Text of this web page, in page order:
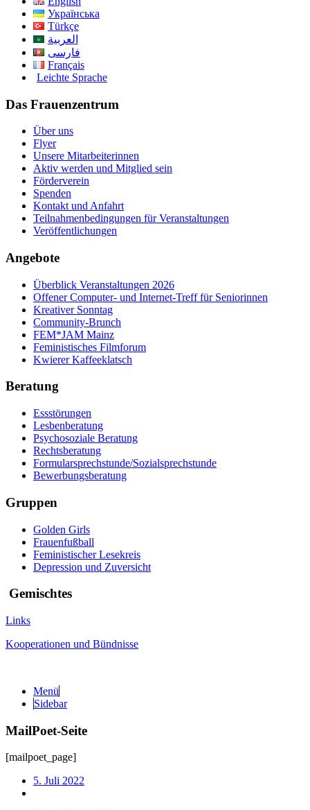
Українська
Türkçe
العربية
فارسی
Français
Leichte Sprache
Das Frauenzentrum
Über uns
Flyer
Unsere Mitarbeiterinnen
Aktiv werden und Mitglied sein
Förderverein
Spenden
Kontakt und Anfahrt
Teilnahmenbedingungen für Veranstaltungen
Veröffentlichungen
Angebote
Überblick Veranstaltungen 2026
Offener Computer- und Internet-Treff für Seniorinnen
Kreativer Sonntag
Community-Brunch
FEM*JAM Mainz
Feministisches Filmforum
Kwierer Kaffeeklatsch
Beratung
Essstörungen
Lesbenberatung
Psychosoziale Beratung
Rechtsberatung
Formularsprechstunde/Sozialsprechstunde
Bewerbungsberatung
Gruppen
Golden Girls
Frauenfußball
Feministischer Lesekreis
Depression und Zuversicht
Gemischtes
Links
Kooperationen und Bündnisse
Menü
Sidebar
MailPoet-Seite
[mailpoet_page]
5. Juli 2022